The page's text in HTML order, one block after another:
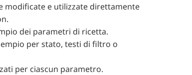
modificate e utilizzate direttamente
dei parametri di ricetta.
per stato, testi di filtro o
per ciascun parametro.